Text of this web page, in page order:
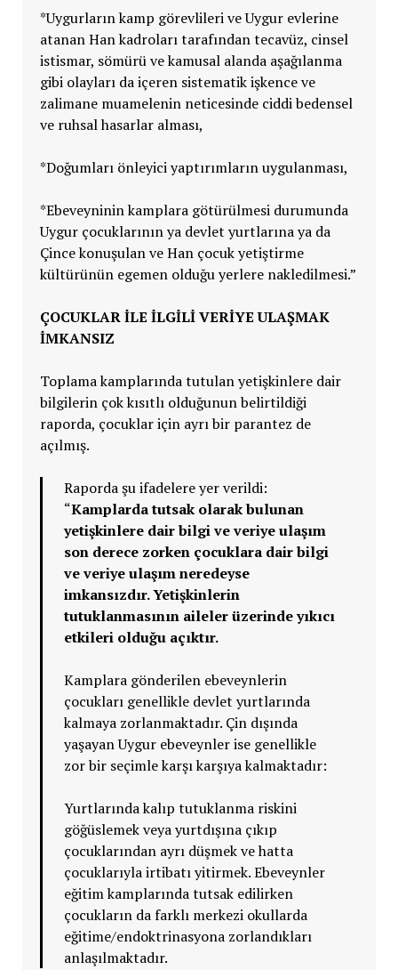
*Uygurların kamp görevlileri ve Uygur evlerine
atanan Han kadroları tarafından tecavüz, cinsel
istismar, sömürü ve kamusal alanda aşağılanma
gibi olayları da içeren sistematik işkence ve
zalimane muamelenin neticesinde ciddi bedensel
ve ruhsal hasarlar alması,
*Doğumları önleyici yaptırımların uygulanması,
*Ebeveyninin kamplara götürülmesi durumunda
Uygur çocuklarının ya devlet yurtlarına ya da
Çince konuşulan ve Han çocuk yetiştirme
kültürünün egemen olduğu yerlere nakledilmesi.”
ÇOCUKLAR İLE İLGİLİ VERİYE ULAŞMAK
İMKANSIZ
Toplama kamplarında tutulan yetişkinlere dair
bilgilerin çok kısıtlı olduğunun belirtildiği
raporda, çocuklar için ayrı bir parantez de
açılmış.
Raporda şu ifadelere yer verildi:
“Kamplarda tutsak olarak bulunan
yetişkinlere dair bilgi ve veriye ulaşım
son derece zorken çocuklara dair bilgi
ve veriye ulaşım neredeyse
imkansızdır. Yetişkinlerin
tutuklanmasının aileler üzerinde yıkıcı
etkileri olduğu açıktır.
Kamplara gönderilen ebeveynlerin
çocukları genellikle devlet yurtlarında
kalmaya zorlanmaktadır. Çin dışında
yaşayan Uygur ebeveynler ise genellikle
zor bir seçimle karşı karşıya kalmaktadır:
Yurtlarında kalıp tutuklanma riskini
göğüslemek veya yurtdışına çıkıp
çocuklarından ayrı düşmek ve hatta
çocuklarıyla irtibatı yitirmek. Ebeveynler
eğitim kamplarında tutsak edilirken
çocukların da farklı merkezi okullarda
eğitime/endoktrinasyona zorlandıkları
anlaşılmaktadır.